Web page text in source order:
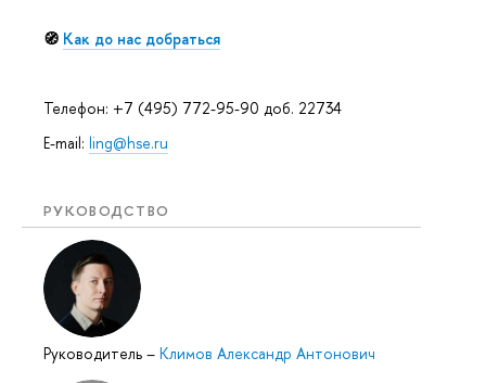
🧭 Как до нас добраться
Телефон: +7 (495) 772-95-90 доб. 22734
E-mail: ling@hse.ru
РУКОВОДСТВО
Руководитель – Климов Александр Антонович